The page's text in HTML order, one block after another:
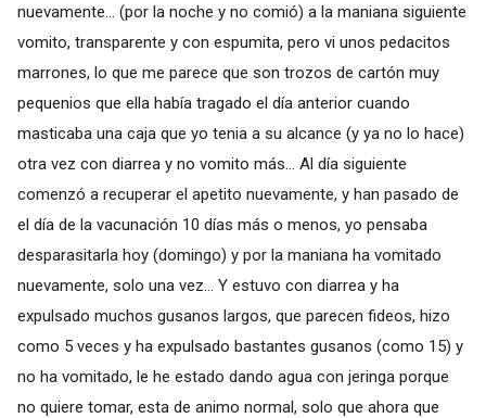
nuevamente... (por la noche y no comió) a la maniana siguiente
vomito, transparente y con espumita, pero vi unos pedacitos
marrones, lo que me parece que son trozos de cartón muy
pequenios que ella había tragado el día anterior cuando
masticaba una caja que yo tenia a su alcance (y ya no lo hace)
otra vez con diarrea y no vomito más... Al día siguiente
comenzó a recuperar el apetito nuevamente, y han pasado de
el día de la vacunación 10 días más o menos, yo pensaba
desparasitarla hoy (domingo) y por la maniana ha vomitado
nuevamente, solo una vez... Y estuvo con diarrea y ha
expulsado muchos gusanos largos, que parecen fideos, hizo
como 5 veces y ha expulsado bastantes gusanos (como 15) y
no ha vomitado, le he estado dando agua con jeringa porque
no quiere tomar, esta de animo normal, solo que ahora que